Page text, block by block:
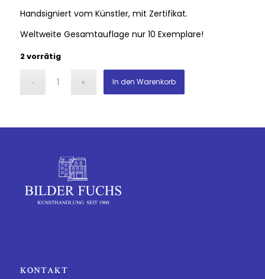
Handsigniert vom Künstler, mit Zertifikat.
Weltweite Gesamtauflage nur 10 Exemplare!
2 vorrätig
In den Warenkorb
KONTAKT